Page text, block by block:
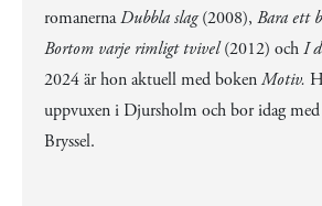
romanernaDubbla slag(2008), Bara ett
Bortom varje rimligt tvivel(2012) ochI
2024 är hon aktuell med bokenMotiv.
uppvuxen i Djursholm och bor idag
Bryssel.